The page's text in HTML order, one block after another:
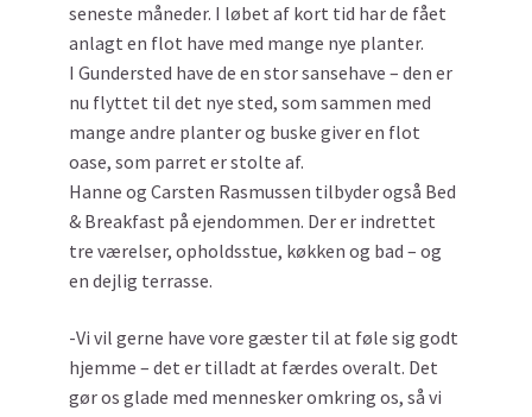
seneste måneder. I løbet af kort tid har de fået
anlagt en flot have med mange nye planter.
I Gundersted have de en stor sansehave – den er
nu flyttet til det nye sted, som sammen med
mange andre planter og buske giver en flot
oase, som parret er stolte af.
Hanne og Carsten Rasmussen tilbyder også Bed
& Breakfast på ejendommen. Der er indrettet
tre værelser, opholdsstue, køkken og bad – og
en dejlig terrasse.
-Vi vil gerne have vore gæster til at føle sig godt
hjemme – det er tilladt at færdes overalt. Det
gør os glade med mennesker omkring os, så vi